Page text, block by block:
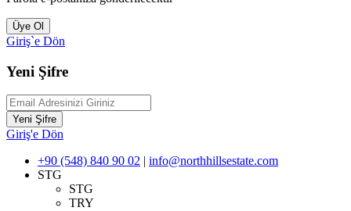
Üye Ol
Giriş`e Dön
Yeni Şifre
Yeni Şifre
Giriş'e Dön
+90 (548) 840 90 02 | info@northhillsestate.com
STG
STG
TRY